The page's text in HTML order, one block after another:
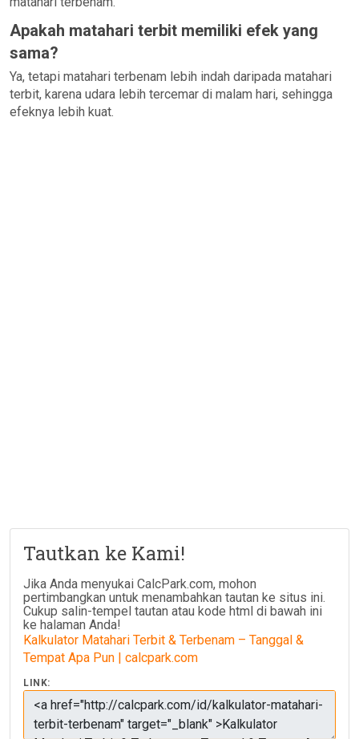
Apakah matahari terbit memiliki efek yang
sama?
Ya, tetapi matahari terbenam lebih indah daripada matahari
terbit, karena udara lebih tercemar di malam hari, sehingga
efeknya lebih kuat.
Tautkan ke Kami!
Jika Anda menyukai CalcPark.com, mohon
pertimbangkan untuk menambahkan tautan ke situs ini.
Cukup salin-tempel tautan atau kode html di bawah ini
ke halaman Anda!
Kalkulator Matahari Terbit & Terbenam – Tanggal &
Tempat Apa Pun | calcpark.com
LINK: